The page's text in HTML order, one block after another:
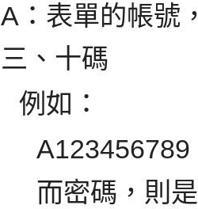
A：表單的帳號
三、十碼
例如：
而密碼，則